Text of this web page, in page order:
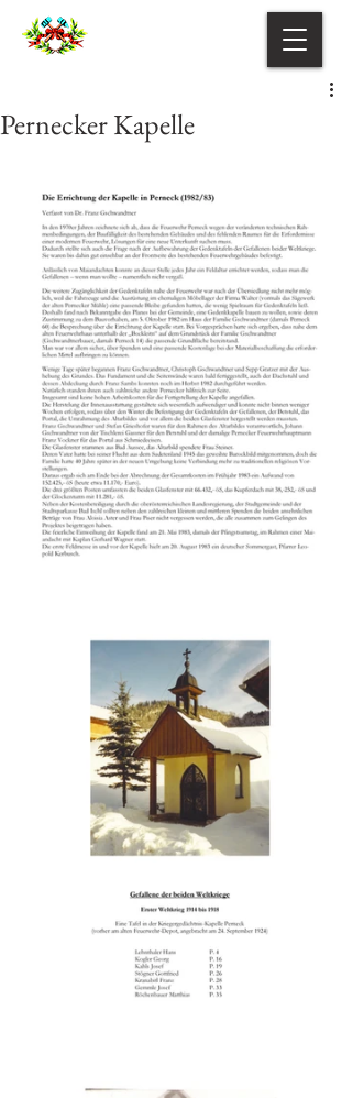
Pernecker Kapelle